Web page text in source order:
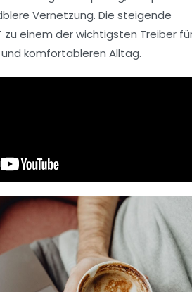
Vernetzung. Die steigende
einem der wichtigsten Treiber
komfortableren Alltag.